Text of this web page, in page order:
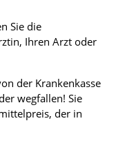
Sie die
Ihren Arzt oder
der Krankenkasse
wegfallen! Sie
der in